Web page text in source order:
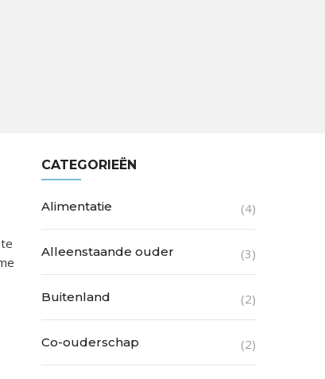
CATEGORIEËN
Alimentatie (4)
Alleenstaande ouder (3)
Buitenland (2)
Co-ouderschap (2)